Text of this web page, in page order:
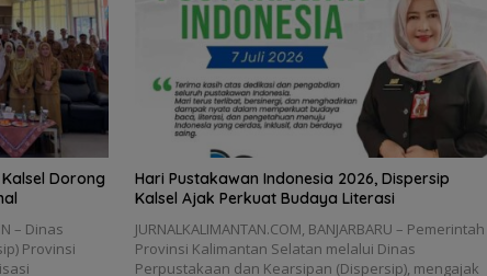
Dorong
– Dinas
Provinsi
Hari Pustakawan Indonesia 2026, Dispersip
Kalsel Ajak Perkuat Budaya Literasi
JURNALKALIMANTAN.COM, BANJARBARU – Pemerintah
Provinsi Kalimantan Selatan melalui Dinas
Perpustakaan dan Kearsipan (Dispersip), mengajak